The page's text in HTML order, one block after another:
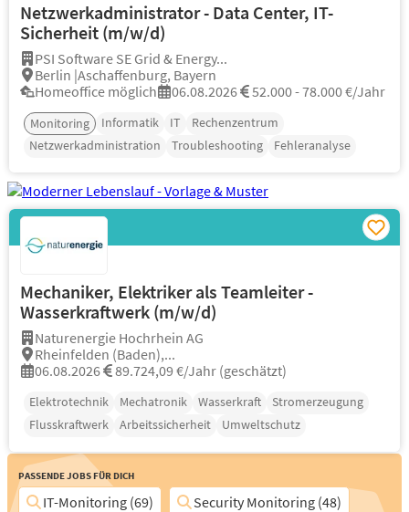
Netzwerkadministrator - Data Center, IT-
Sicherheit (m/w/d)
PSI Software SE Grid & Energy...
Berlin |Aschaffenburg, Bayern
Homeoffice möglich
06.08.2026 52.000 - 78.000 €/Jahr
Monitoring Informatik IT
Rechenzentrum
Netzwerkadministration
Troubleshooting Fehleranalyse
Mechaniker, Elektriker als Teamleiter -
Wasserkraftwerk (m/w/d)
Naturenergie Hochrhein AG
Rheinfelden (Baden),...
06.08.2026
89.724,09 €/Jahr (geschätzt)
Elektrotechnik Mechatronik Wasserkraft
Stromerzeugung
Flusskraftwerk
Arbeitssicherheit Umweltschutz
Passende Jobs für Dich
IT-Monitoring (69)
Security Monitoring (48)